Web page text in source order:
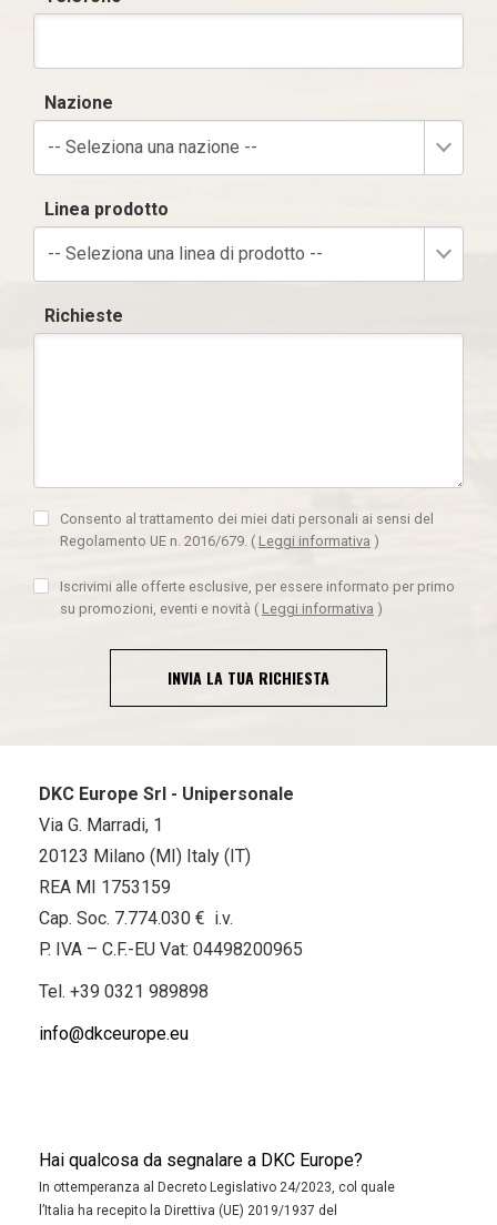
Nazione
-- Seleziona una nazione --
Linea prodotto
-- Seleziona una linea di prodotto --
Richieste
Consento al trattamento dei miei dati personali ai sensi del
Regolamento UE n. 2016/679. ( Leggi informativa )
Iscrivimi alle offerte esclusive, per essere informato per primo
su promozioni, eventi e novità ( Leggi informativa )
INVIA LA TUA RICHIESTA
DKC Europe Srl - Unipersonale
Via G. Marradi, 1
20123 Milano (MI) Italy (IT)
REA MI 1753159
Cap. Soc. 7.774.030 € i.v.
P. IVA – C.F.-EU Vat: 04498200965
Tel. +39 0321 989898
info@dkceurope.eu
Hai qualcosa da segnalare a DKC Europe?
In ottemperanza al Decreto Legislativo 24/2023, col quale
l’Italia ha recepito la Direttiva (UE) 2019/1937 del